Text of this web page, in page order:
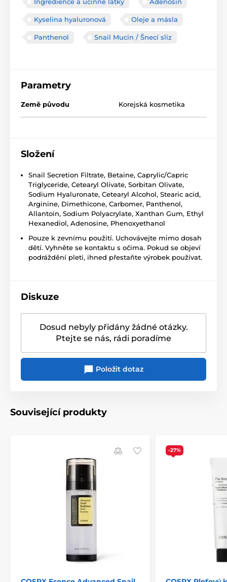
Kyselina hyaluronová Oleje a másla
Panthenol Snail Mucin / Šnecí sliz
Parametry
Země původu Korejská kosmetika
Složení
Snail Secretion Filtrate, Betaine, Caprylic/Capric
Triglyceride, Cetearyl Olivate, Sorbitan Olivate,
Sodium Hyaluronate, Cetearyl Alcohol, Stearic acid,
Arginine, Dimethicone, Carbomer, Panthenol,
Allantoin, Sodium Polyacrylate, Xanthan Gum, Ethyl
Hexanediol, Adenosine, Phenoxyethanol
Pouze k zevnímu použití. Uchovávejte mimo dosah
dětí. Vyhněte se kontaktu s očima. Pokud se objeví
podráždění pleti, ihned přestaňte výrobek používat.
Diskuze
Dosud nebyly přidány žádné otázky.
Ptejte se nás, rádi poradíme
Položit dotaz
Související produkty
-27%